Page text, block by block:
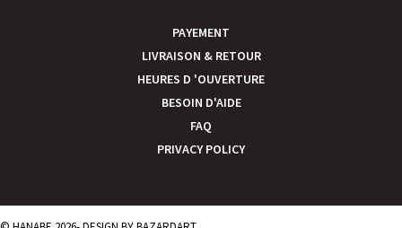
PAYEMENT
LIVRAISON & RETOUR
HEURES D 'OUVERTURE
BESOIN D'AIDE
FAQ
PRIVACY POLICY